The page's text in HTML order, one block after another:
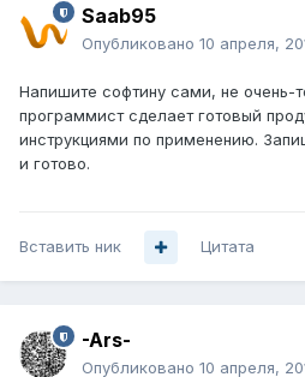
Saab95
Опубликовано 10 апреля,
Напишите софтину сами, не очень-
программист сделает готовый
инструкциями по применению.
и готово.
Вставить ник Цитата
-Ars-
Опубликовано 10 апреля,